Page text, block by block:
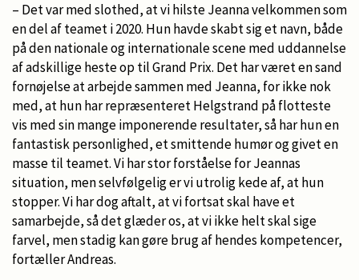
– Det var med slothed, at vi hilste Jeanna velkommen som
en del af teamet i 2020. Hun havde skabt sig et navn, både
på den nationale og internationale scene med uddannelse
af adskillige heste op til Grand Prix. Det har været en sand
fornøjelse at arbejde sammen med Jeanna, for ikke nok
med, at hun har repræsenteret Helgstrand på flotteste
vis med sin mange imponerende resultater, så har hun en
fantastisk personlighed, et smittende humør og givet en
masse til teamet. Vi har stor forståelse for Jeannas
situation, men selvfølgelig er vi utrolig kede af, at hun
stopper. Vi har dog aftalt, at vi fortsat skal have et
samarbejde, så det glæder os, at vi ikke helt skal sige
farvel, men stadig kan gøre brug af hendes kompetencer,
fortæller Andreas.